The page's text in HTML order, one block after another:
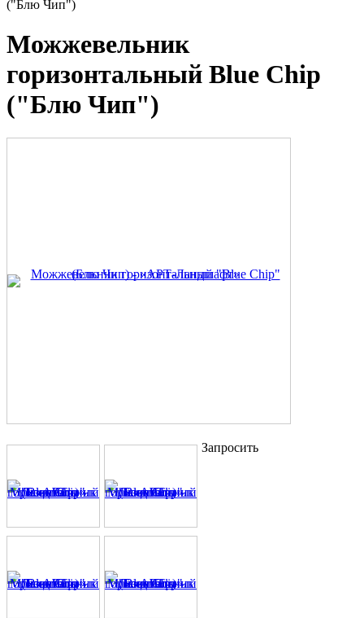
("Блю Чип")
Можжевельник
горизонтальный Blue Chip
("Блю Чип")
Запросить